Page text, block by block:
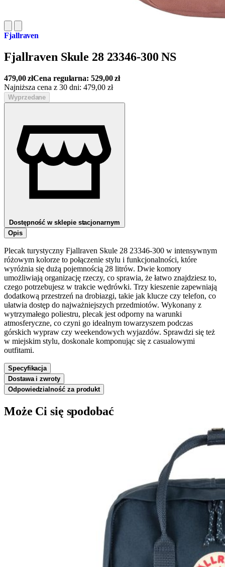
Fjallraven
Fjallraven Skule 28 23346-300 NS
479,00złCena regularna:529,00zł
Najniższa cena z 30 dni: 479,00 zł
Wyprzedane
Dostępność w sklepie stacjonarnym
Opis
Plecak turystyczny Fjallraven Skule 28 23346-300 w intensywnym
różowym kolorze to połączenie stylu i funkcjonalności, które
wyróżnia się dużą pojemnością 28 litrów. Dwie komory
umożliwiają organizację rzeczy, co sprawia, że łatwo znajdziesz to,
czego potrzebujesz w trakcie wędrówki. Trzy kieszenie zapewniają
dodatkową przestrzeń na drobiazgi, takie jak klucze czy telefon, co
ułatwia dostęp do najważniejszych przedmiotów. Wykonany z
wytrzymałego poliestru, plecak jest odporny na warunki
atmosferyczne, co czyni go idealnym towarzyszem podczas
górskich wypraw czy weekendowych wyjazdów. Sprawdzi się też
w miejskim stylu, doskonale komponując się z casualowymi
outfitami.
Specyfikacja
Dostawa i zwroty
Odpowiedzialność za produkt
Może Ci się spodobać